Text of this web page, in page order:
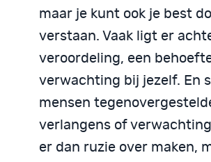
maar je kunt ook je best
verstaan. Vaak ligt er
veroordeling, een
verwachting bij jezelf. En
mensen
verlangens of
er dan ruzie over maken,